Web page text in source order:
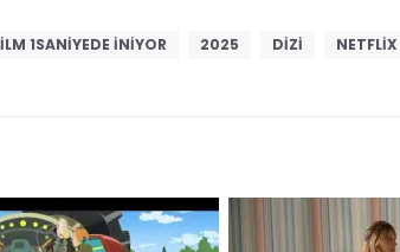
1SANIYEDE INIYOR 2025 DIZI NETFLIX